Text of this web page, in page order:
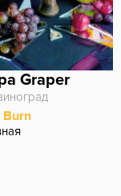
Graper
Burn